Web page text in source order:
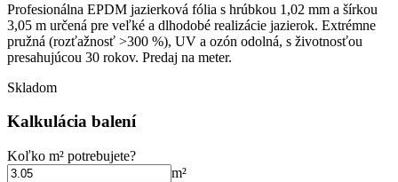
Profesionálna EPDM jazierková fólia s hrúbkou 1,02 mm a šírkou
3,05 m určená pre veľké a dlhodobé realizácie jazierok. Extrémne
pružná (rozťažnosť >300 %), UV a ozón odolná, s životnosťou
presahujúcou 30 rokov. Predaj na meter.
Skladom
Kalkulácia balení
Koľko m² potrebujete?
m²